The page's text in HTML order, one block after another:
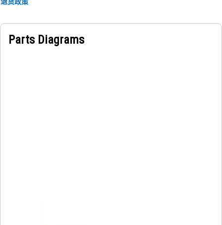
Parts Diagrams